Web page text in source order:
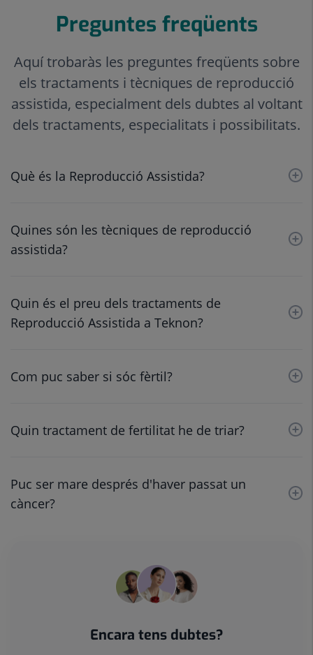
Preguntes freqüents
Aquí trobaràs les preguntes freqüents sobre
els tractaments i tècniques de reproducció
assistida, especialment dels dubtes al voltant
dels tractaments, especialitats i possibilitats.
Què és la Reproducció Assistida?
Quines són les tècniques de reproducció
assistida?
Quin és el preu dels tractaments de
Reproducció Assistida a Teknon?
Com puc saber si sóc fèrtil?
Quin tractament de fertilitat he de triar?
Puc ser mare després d'haver passat un
càncer?
Encara tens dubtes?